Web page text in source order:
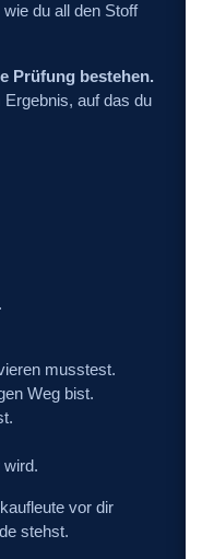
du all den Stoff
Prüfung bestehen.
auf das du
musstest.
Weg bist.
wird.
vor dir
stehst.